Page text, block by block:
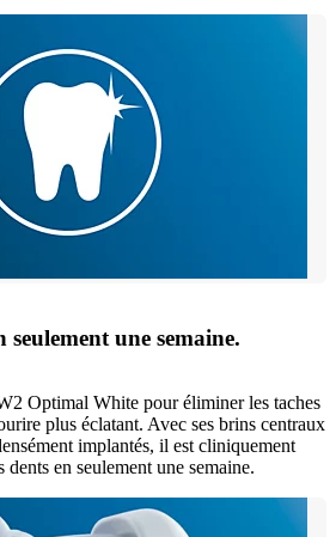
seulement une semaine.
Optimal White pour éliminer les taches
plus éclatant. Avec ses brins centraux
implantés, il est cliniquement
en seulement une semaine.